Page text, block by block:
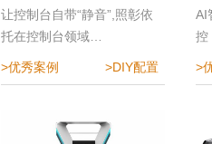
指挥中心降噪难题
让控制台自带“静音”,照彰依
托在控制台领域…
>优秀案例 >DIY配置
AI
控
>